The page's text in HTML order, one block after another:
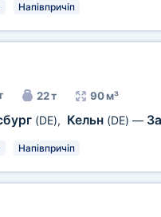
Напівпричіп
22 т 90 м³
(DE), Кельн (DE) —
Напівпричіп